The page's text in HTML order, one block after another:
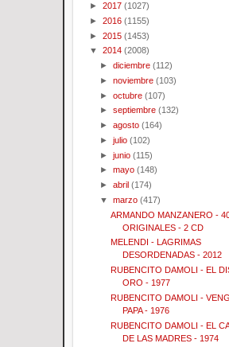
► 2017 (1027)
► 2016 (1155)
► 2015 (1453)
▼ 2014 (2008)
►diciembre (112)
►noviembre (103)
►octubre (107)
►septiembre (132)
►agosto (164)
►julio (102)
►junio (115)
►mayo (148)
►abril (174)
▼marzo (417)
ARMANDO MANZANERO -
ORIGINALES - 2 CD
MELENDI - LAGRIMAS
DESORDENADAS - 2012
RUBENCITO DAMOLI - EL
ORO - 1977
RUBENCITO DAMOLI -
PAPA - 1976
RUBENCITO DAMOLI - EL
DE LAS MADRES - 1974